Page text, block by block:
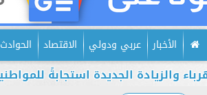
الأخبار عربي ودولي الاقتصاد الحوادث
الجديدة استجابةً للمواطنين